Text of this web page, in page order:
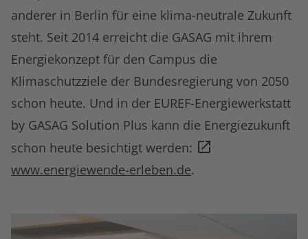
anderer in Berlin für eine klima-neutrale Zukunft
steht. Seit 2014 erreicht die GASAG mit ihrem
Energiekonzept für den Campus die
Klimaschutzziele der Bundesregierung von 2050
schon heute. Und in der EUREF-Energiewerkstatt
by GASAG Solution Plus kann die Energiezukunft
schon heute besichtigt werden:
www.energiewende-erleben.de.